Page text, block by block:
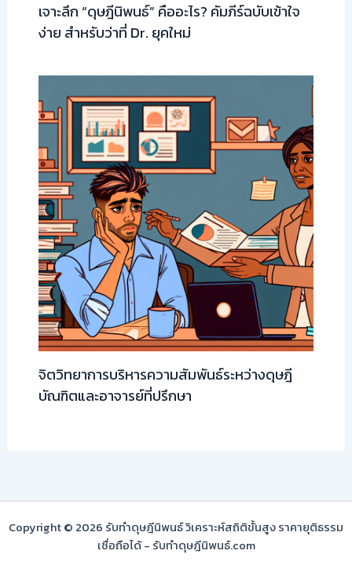
เจาะลึก “ดุษฎีนิพนธ์” คืออะไร? คัมภีร์ฉบับเข้าใจ
ง่าย สำหรับว่าที่ Dr. ยุคใหม่
จิตวิทยาการบริหารความสัมพันธ์ระหว่างดุษฎี
บัณฑิตและอาจารย์ที่ปรึกษา
Copyright © 2026 รับทำดุษฎีนิพนธ์ วิเคราะห์สถิติขั้นสูง ราคายุติธรรม
เชื่อถือได้ - รับทำดุษฎีนิพนธ์.com